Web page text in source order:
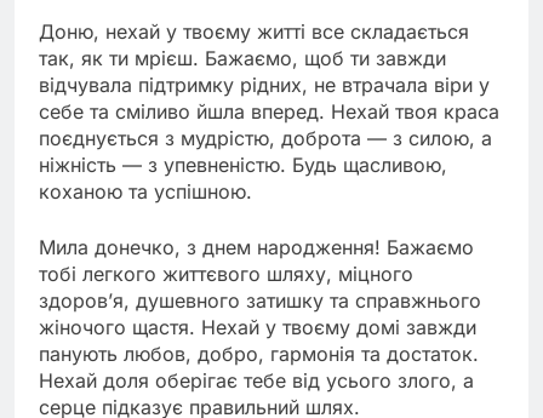
Доню, нехай у твоєму житті все складається
так, як ти мрієш. Бажаємо, щоб ти завжди
відчувала підтримку рідних, не втрачала віри у
себе та сміливо йшла вперед. Нехай твоя краса
поєднується з мудрістю, доброта — з силою, а
ніжність — з упевненістю. Будь щасливою,
коханою та успішною.
Мила донечко, з днем народження! Бажаємо
тобі легкого життєвого шляху, міцного
здоров’я, душевного затишку та справжнього
жіночого щастя. Нехай у твоєму домі завжди
панують любов, добро, гармонія та достаток.
Нехай доля оберігає тебе від усього злого, а
серце підказує правильний шлях.